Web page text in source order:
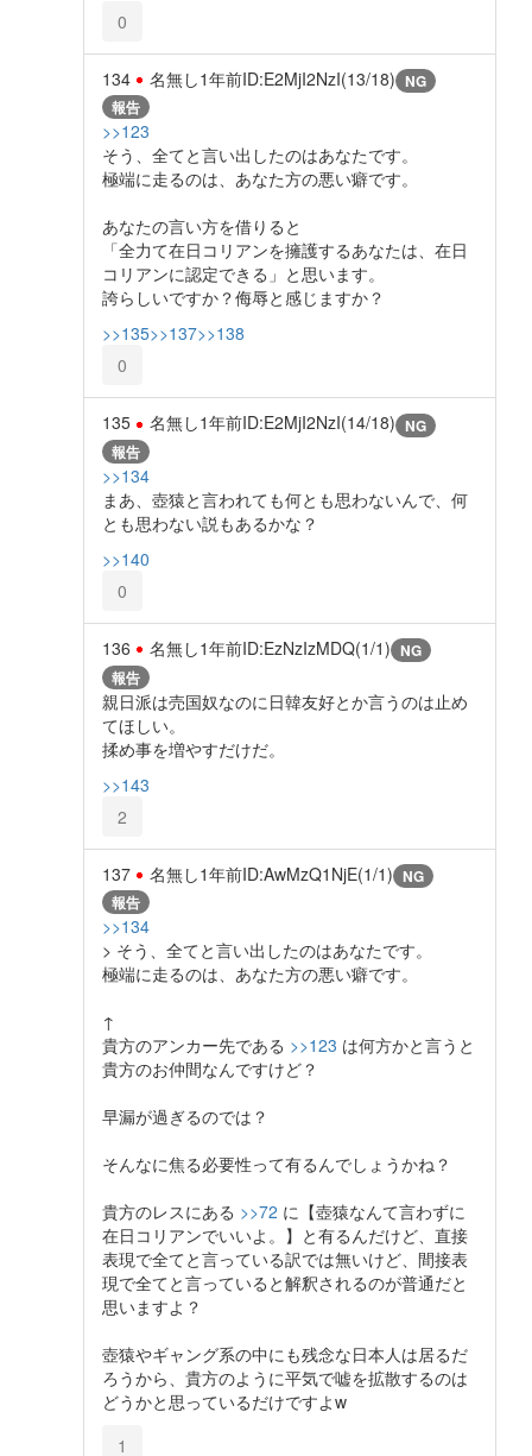
0
134 名無し1年前ID:E2MjI2NzI(13/18) NG
報告
>>123
そう、全てと言い出したのはあなたです。
極端に走るのは、あなた方の悪い癖です。
あなたの言い方を借りると
「全力て在日コリアンを擁護するあなたは、在日
コリアンに認定できる」と思います。
誇らしいですか？侮辱と感じますか？
>>135>>137>>138
0
135 名無し1年前ID:E2MjI2NzI(14/18) NG
報告
>>134
まあ、壺猿と言われても何とも思わないんで、何
とも思わない説もあるかな？
>>140
0
136 名無し1年前ID:EzNzIzMDQ(1/1) NG
報告
親日派は売国奴なのに日韓友好とか言うのは止め
てほしい。
揉め事を増やすだけだ。
>>143
2
137 名無し1年前ID:AwMzQ1NjE(1/1) NG
報告
>>134
> そう、全てと言い出したのはあなたです。
極端に走るのは、あなた方の悪い癖です。
↑
貴方のアンカー先である >>123 は何方かと言うと
貴方のお仲間なんですけど？
早漏が過ぎるのでは？
そんなに焦る必要性って有るんでしょうかね？
貴方のレスにある >>72 に【壺猿なんて言わずに
在日コリアンでいいよ。】と有るんだけど、直接
表現で全てと言っている訳では無いけど、間接表
現で全てと言っていると解釈されるのが普通だと
思いますよ？
壺猿やギャング系の中にも残念な日本人は居るだ
ろうから、貴方のように平気で嘘を拡散するのは
どうかと思っているだけですよw
1